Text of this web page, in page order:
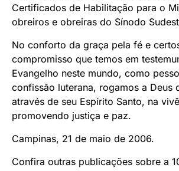
Certificados de Habilitação para o
obreiros e obreiras do Sínodo
No conforto da graça pela fé e
compromisso que temos em
Evangelho neste mundo, como
confissão luterana, rogamos a Deus
através de seu Espírito Santo, na
promovendo justiça e paz.
Campinas, 21 de maio de 2006.
Confira outras publicações sobre a